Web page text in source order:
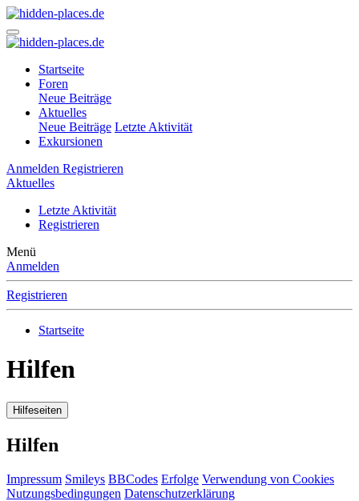
Startseite
Foren
Neue Beiträge
Aktuelles
Neue Beiträge Letzte Aktivität
Exkursionen
Anmelden Registrieren
Aktuelles
Letzte Aktivität
Registrieren
Menü
Anmelden
Registrieren
Startseite
Hilfen
Hilfeseiten
Hilfen
Impressum Smileys BBCodes Erfolge Verwendung von Cookies
Nutzungsbedingungen Datenschutzerklärung